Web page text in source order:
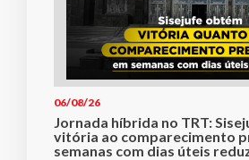
06/08/26
Jornada híbrida no TRT:
vitória ao comparecimento
semanas com dias úteis